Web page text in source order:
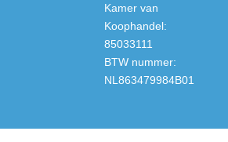
Kamer van
Koophandel:
85033111
BTW nummer:
NL863479984B01